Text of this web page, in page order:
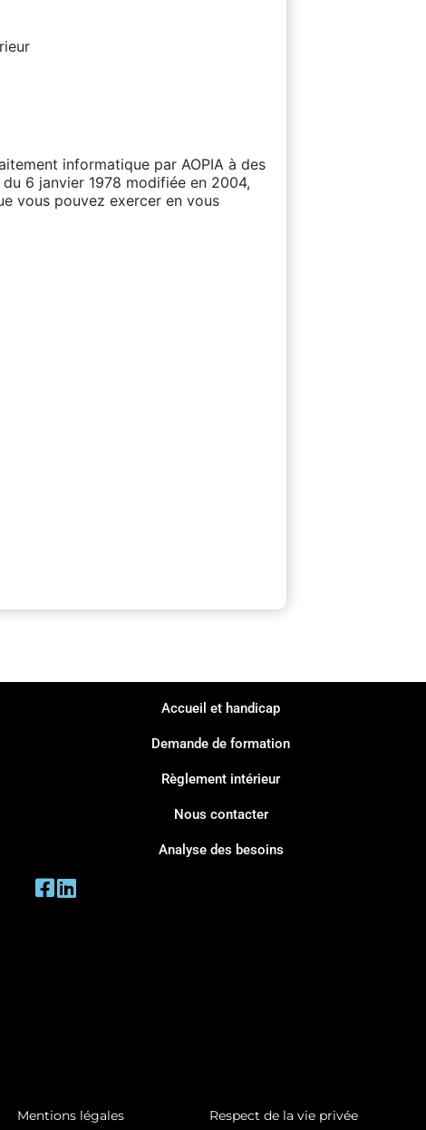
informatique par AOPIA à des
6 janvier 1978 modifiée en 2004,
vous pouvez exercer en vous
Accueil et handicap
Demande de formation
Règlement intérieur
Nous contacter
Analyse des besoins
Mentions légales Respect de la vie privée